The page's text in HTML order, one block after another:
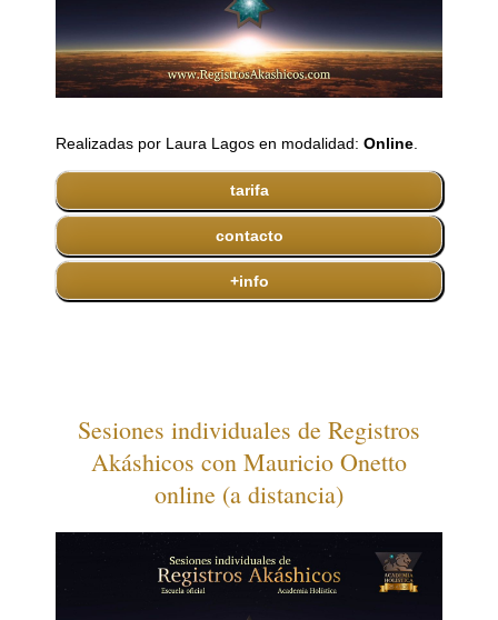
Realizadas por Laura Lagos en modalidad: Online
tarifa
contacto
+info
Sesiones individuales de Registros
Akáshicos con Mauricio Onetto
online (a distancia)